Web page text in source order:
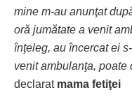
mine m-au anunţat
oră jumătate a venit
înţeleg, au încercat ei
venit ambulanţa,
declarat mama fetiţei